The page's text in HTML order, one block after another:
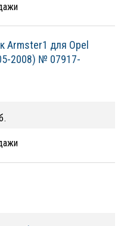
Armster1 для Opel
2008) № 07917-